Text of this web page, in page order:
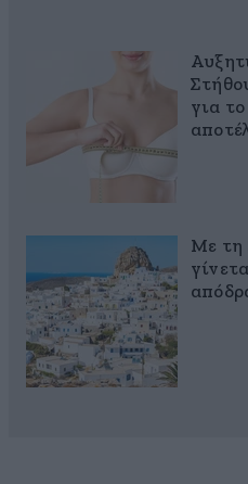
για
Με τη